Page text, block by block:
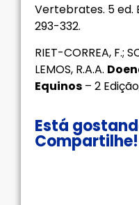
Vertebrates. 5 ed.
293-332.
RIET-CORREA, F.;
LEMOS, R.A.A.
Equinos – 2
Está
Compartilhe!